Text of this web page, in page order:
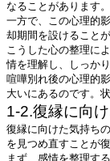
なることがあります。
一方で、この心理的
却期間を設けること
こうした心の整理に
情を理解し、しっか
喧嘩別れ後の心理的
大いにあるのです。
1-2.復縁に向
復縁に向けた気持ち
を見つめ直すことが
まず、感情を整理す